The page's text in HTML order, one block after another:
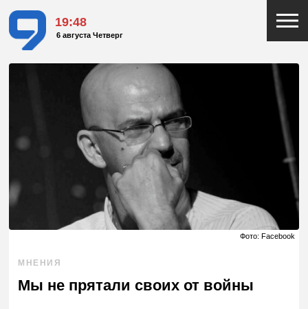
19:48
6 августа Четверг
Фото: Facebook
МНЕНИЯ
Мы не прятали своих от войны